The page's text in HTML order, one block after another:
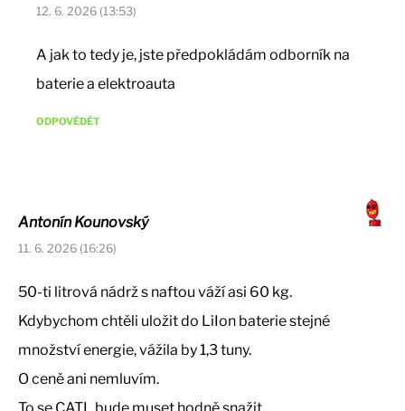
12. 6. 2026 (13:53)
A jak to tedy je, jste předpokládám odborník na
baterie a elektroauta
ODPOVĚDĚT
Antonín Kounovský
11. 6. 2026 (16:26)
50-ti litrová nádrž s naftou váží asi 60 kg.
Kdybychom chtěli uložit do LiIon baterie stejné
množství energie, vážila by 1,3 tuny.
O ceně ani nemluvím.
To se CATL bude muset hodně snažit…